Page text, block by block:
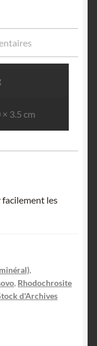
× 3.5 cm
facilement les
,
, Rhodochrosite
d'Archives